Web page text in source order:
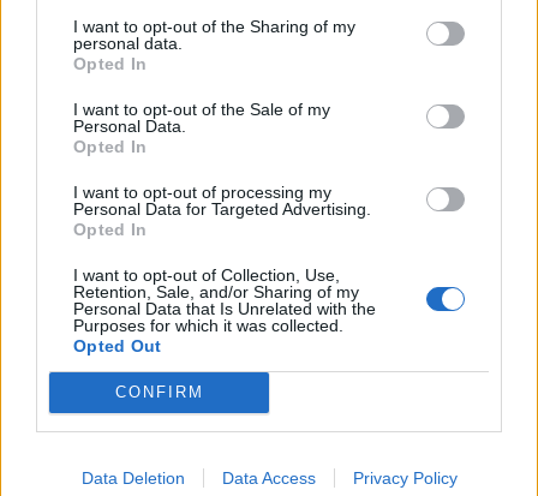
I want to opt-out of the Sharing of my
personal data.
Opted In
I want to opt-out of the Sale of my
Personal Data.
Opted In
I want to opt-out of processing my
Personal Data for Targeted Advertising.
Opted In
I want to opt-out of Collection, Use,
Retention, Sale, and/or Sharing of my
Personal Data that Is Unrelated with the
Purposes for which it was collected.
Opted Out
CONFIRM
Data Deletion Data Access Privacy Policy
környezet hatásaira, az új szabályozási...
KEDVES OLVASÓNK!
A keresett cikk a portfolio.hu hírarchívumához
tartozik, melynek olvasása előfizetéses
regisztrációhoz kötött.
Portfolio.hu teljes cikkarchívum
Kötéslisták: BÉT elmúlt 2 év napon belüli
kötéslistái
Előfizetés